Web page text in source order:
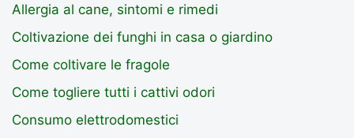
Allergia al cane, sintomi e rimedi
Coltivazione dei funghi in casa o giardino
Come coltivare le fragole
Come togliere tutti i cattivi odori
Consumo elettrodomestici